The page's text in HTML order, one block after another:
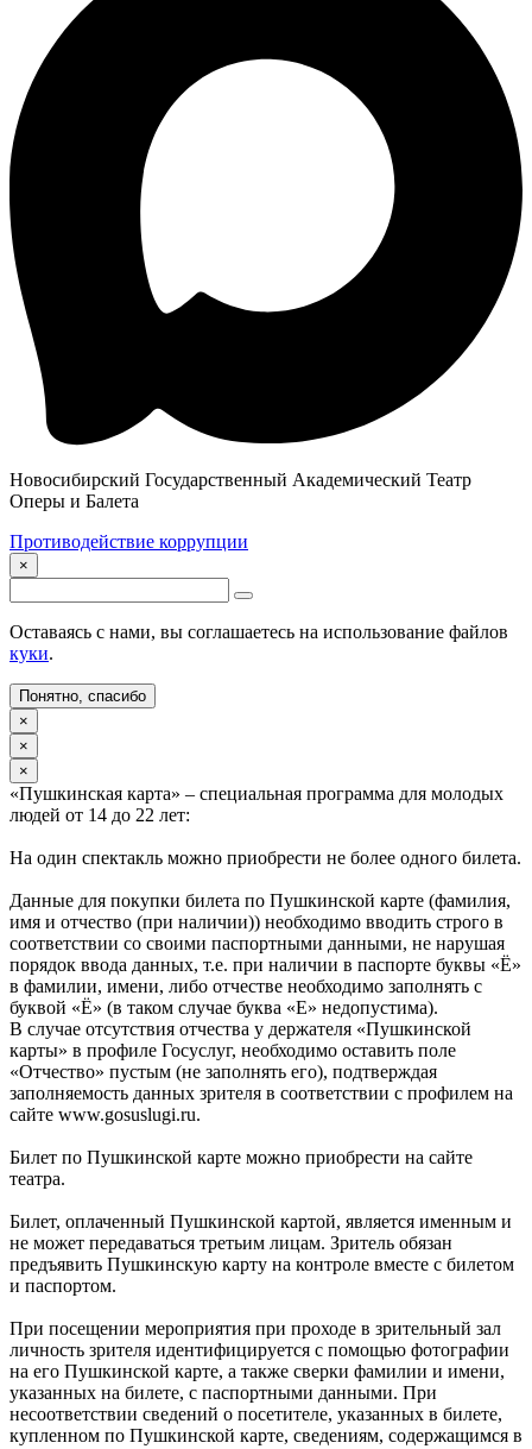
Новосибирский Государственный Академический Театр
Оперы и Балета
Противодействие коррупции
×
Оставаясь с нами, вы соглашаетесь на использование файлов
куки.
Понятно, спасибо
×
×
×
«Пушкинская карта» – специальная программа для молодых
людей от 14 до 22 лет:
На один спектакль можно приобрести не более одного билета.
Данные для покупки билета по Пушкинской карте (фамилия,
имя и отчество (при наличии)) необходимо вводить строго в
соответствии со своими паспортными данными, не нарушая
порядок ввода данных, т.е. при наличии в паспорте буквы «Ё»
в фамилии, имени, либо отчестве необходимо заполнять с
буквой «Ё» (в таком случае буква «Е» недопустима).
В случае отсутствия отчества у держателя «Пушкинской
карты» в профиле Госуслуг, необходимо оставить поле
«Отчество» пустым (не заполнять его), подтверждая
заполняемость данных зрителя в соответствии с профилем на
сайте www.gosuslugi.ru.
Билет по Пушкинской карте можно приобрести на сайте
театра.
Билет, оплаченный Пушкинской картой, является именным и
не может передаваться третьим лицам. Зритель обязан
предъявить Пушкинскую карту на контроле вместе с билетом
и паспортом.
При посещении мероприятия при проходе в зрительный зал
личность зрителя идентифицируется с помощью фотографии
на его Пушкинской карте, а также сверки фамилии и имени,
указанных на билете, с паспортными данными. При
несоответствии сведений о посетителе, указанных в билете,
купленном по Пушкинской карте, сведениям, содержащимся в